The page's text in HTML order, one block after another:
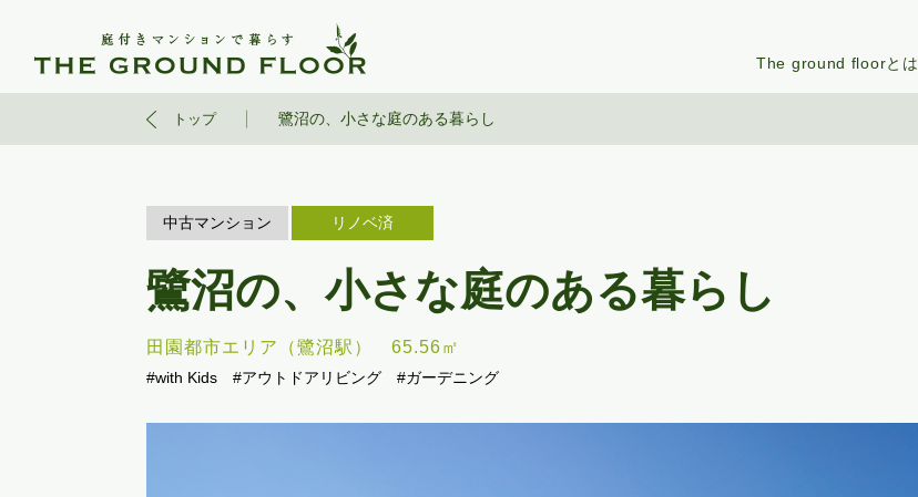
The ground floorとは
トップ 鷺沼の、小さな庭のある暮らし
中古マンション リノベ済
鷺沼の、小さな庭のある暮らし
田園都市エリア（鷺沼駅） 65.56㎡
#with Kids #アウトドアリビング #ガーデニング